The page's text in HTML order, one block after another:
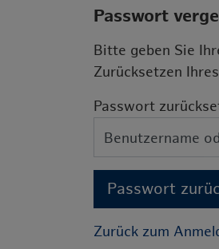
Passwort
Bitte geben Sie
Zurücksetzen
Passwort
Benutzername
Zurück zum